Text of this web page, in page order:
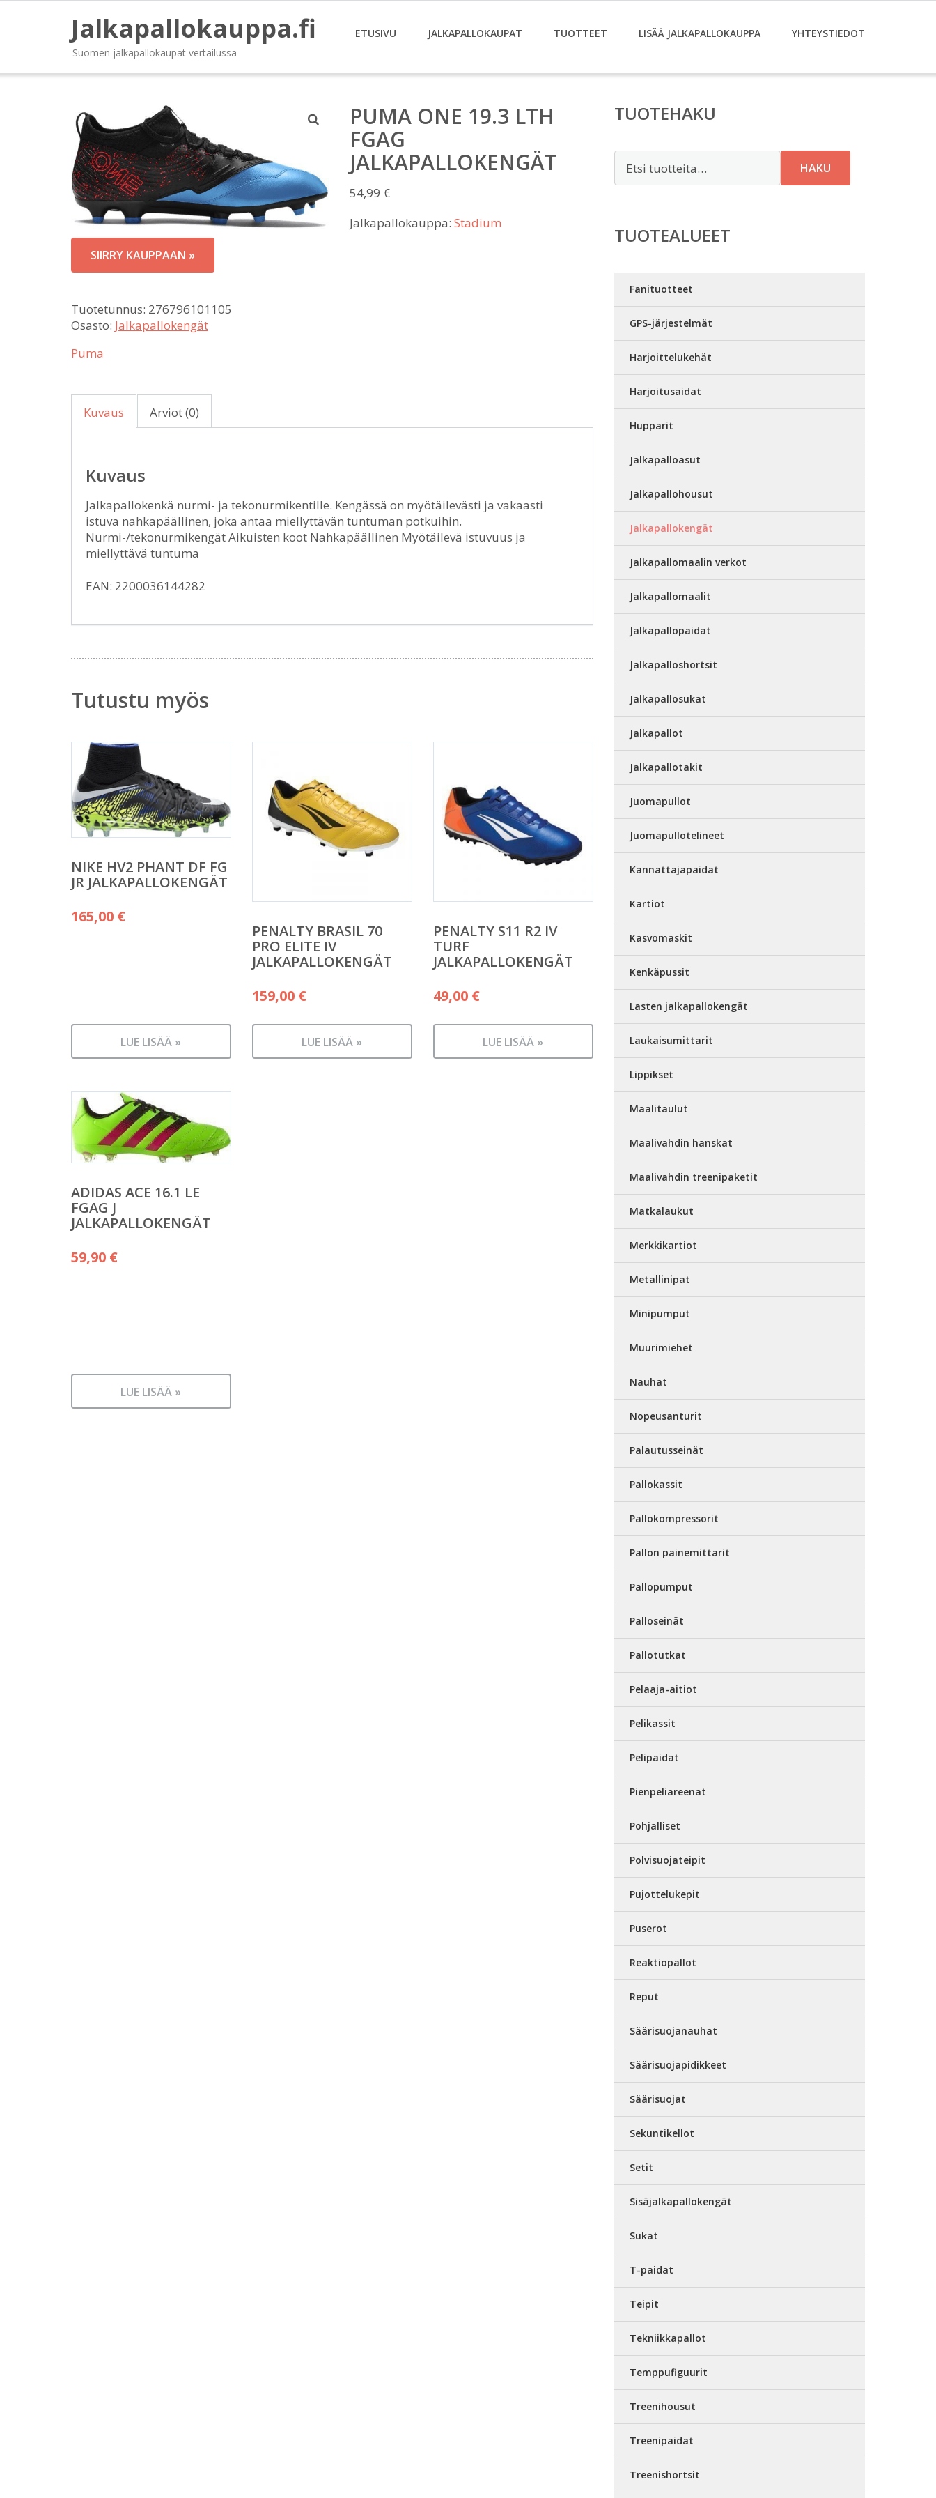
Jalkapallokauppa.fi
Suomen jalkapallokaupat vertailussa
ETUSIVU JALKAPALLOKAUPAT TUOTTEET LISÄÄ JALKAPALLOKAUPPA YHTEYSTIEDOT
PUMA ONE 19.3 LTH
FGAG
JALKAPALLOKENGÄT
54,99 €
Jalkapallokauppa: Stadium
SIIRRY KAUPPAAN »
Tuotetunnus: 276796101105
Osasto: Jalkapallokengät
Puma
Kuvaus Arviot (0)
Kuvaus
Jalkapallokenkä nurmi- ja tekonurmikentille. Kengässä on myötäilevästi ja vakaasti
istuva nahkapäällinen, joka antaa miellyttävän tuntuman potkuihin.
Nurmi-/tekonurmikengät Aikuisten koot Nahkapäällinen Myötäilevä istuvuus ja
miellyttävä tuntuma
EAN: 2200036144282
Tutustu myös
NIKE HV2 PHANT DF FG
JR JALKAPALLOKENGÄT
165,00 €
LUE LISÄÄ »
PENALTY BRASIL 70
PRO ELITE IV
JALKAPALLOKENGÄT
159,00 €
LUE LISÄÄ »
PENALTY S11 R2 IV
TURF
JALKAPALLOKENGÄT
49,00 €
LUE LISÄÄ »
ADIDAS ACE 16.1 LE
FGAG J
JALKAPALLOKENGÄT
59,90 €
LUE LISÄÄ »
TUOTEHAKU
HAKU
TUOTEALUEET
Fanituotteet
GPS-järjestelmät
Harjoittelukehät
Harjoitusaidat
Hupparit
Jalkapalloasut
Jalkapallohousut
Jalkapallokengät
Jalkapallomaalin verkot
Jalkapallomaalit
Jalkapallopaidat
Jalkapalloshortsit
Jalkapallosukat
Jalkapallot
Jalkapallotakit
Juomapullot
Juomapullotelineet
Kannattajapaidat
Kartiot
Kasvomaskit
Kenkäpussit
Lasten jalkapallokengät
Laukaisumittarit
Lippikset
Maalitaulut
Maalivahdin hanskat
Maalivahdin treenipaketit
Matkalaukut
Merkkikartiot
Metallinipat
Minipumput
Muurimiehet
Nauhat
Nopeusanturit
Palautusseinät
Pallokassit
Pallokompressorit
Pallon painemittarit
Pallopumput
Palloseinät
Pallotutkat
Pelaaja-aitiot
Pelikassit
Pelipaidat
Pienpeliareenat
Pohjalliset
Polvisuojateipit
Pujottelukepit
Puserot
Reaktiopallot
Reput
Säärisuojanauhat
Säärisuojapidikkeet
Säärisuojat
Sekuntikellot
Setit
Sisäjalkapallokengät
Sukat
T-paidat
Teipit
Tekniikkapallot
Temppufiguurit
Treenihousut
Treenipaidat
Treenishortsit